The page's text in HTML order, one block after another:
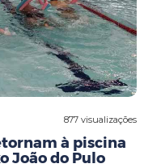
877 visualizações
à piscina
João do Pulo